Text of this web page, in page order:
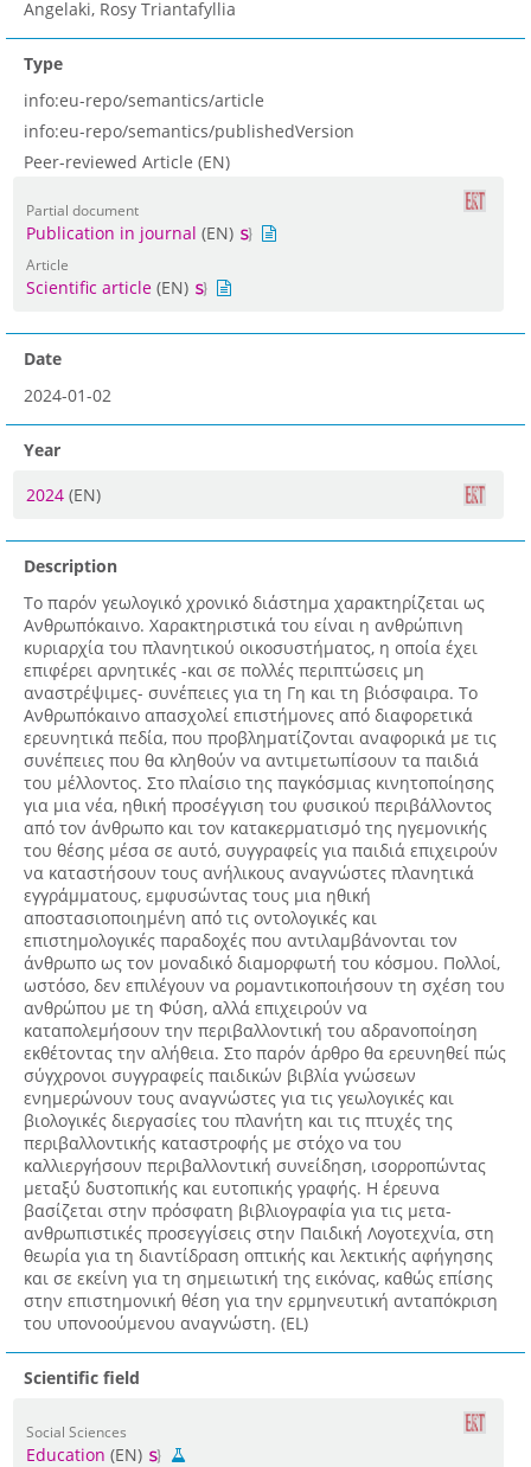
Angelaki, Rosy Triantafyllia
Type
info:eu-repo/semantics/article
info:eu-repo/semantics/publishedVersion
Peer-reviewed Article (EN)
Partial document
Publication in journal (EN)
Article
Scientific article (EN)
Date
2024-01-02
Year
2024 (EN)
Description
Το παρόν γεωλογικό χρονικό διάστημα χαρακτηρίζεται ως
Ανθρωπόκαινο. Χαρακτηριστικά του είναι η ανθρώπινη
κυριαρχία του πλανητικού οικοσυστήματος, η οποία έχει
επιφέρει αρνητικές -και σε πολλές περιπτώσεις μη
αναστρέψιμες- συνέπειες για τη Γη και τη βιόσφαιρα. Το
Ανθρωπόκαινο απασχολεί επιστήμονες από διαφορετικά
ερευνητικά πεδία, που προβληματίζονται αναφορικά με τις
συνέπειες που θα κληθούν να αντιμετωπίσουν τα παιδιά
του μέλλοντος. Στο πλαίσιο της παγκόσμιας κινητοποίησης
για μια νέα, ηθική προσέγγιση του φυσικού περιβάλλοντος
από τον άνθρωπο και τον κατακερματισμό της ηγεμονικής
του θέσης μέσα σε αυτό, συγγραφείς για παιδιά επιχειρούν
να καταστήσουν τους ανήλικους αναγνώστες πλανητικά
εγγράμματους, εμφυσώντας τους μια ηθική
αποστασιοποιημένη από τις οντολογικές και
επιστημολογικές παραδοχές που αντιλαμβάνονται τον
άνθρωπο ως τον μοναδικό διαμορφωτή του κόσμου. Πολλοί,
ωστόσο, δεν επιλέγουν να ρομαντικοποιήσουν τη σχέση του
ανθρώπου με τη Φύση, αλλά επιχειρούν να
καταπολεμήσουν την περιβαλλοντική του αδρανοποίηση
εκθέτοντας την αλήθεια. Στο παρόν άρθρο θα ερευνηθεί πώς
σύγχρονοι συγγραφείς παιδικών βιβλία γνώσεων
ενημερώνουν τους αναγνώστες για τις γεωλογικές και
βιολογικές διεργασίες του πλανήτη και τις πτυχές της
περιβαλλοντικής καταστροφής με στόχο να του
καλλιεργήσουν περιβαλλοντική συνείδηση, ισορροπώντας
μεταξύ δυστοπικής και ευτοπικής γραφής. Η έρευνα
βασίζεται στην πρόσφατη βιβλιογραφία για τις μετα-
ανθρωπιστικές προσεγγίσεις στην Παιδική Λογοτεχνία, στη
θεωρία για τη διαντίδραση οπτικής και λεκτικής αφήγησης
και σε εκείνη για τη σημειωτική της εικόνας, καθώς επίσης
στην επιστημονική θέση για την ερμηνευτική ανταπόκριση
του υπονοούμενου αναγνώστη. (EL)
Scientific field
Social Sciences
Education (EN)